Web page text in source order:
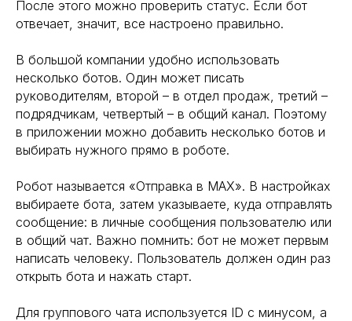
После этого можно проверить статус. Если бот
отвечает, значит, все настроено правильно.
В большой компании удобно использовать
несколько ботов. Один может писать
руководителям, второй – в отдел продаж, третий –
подрядчикам, четвертый – в общий канал. Поэтому
в приложении можно добавить несколько ботов и
выбирать нужного прямо в роботе.
Робот называется «Отправка в MAX». В настройках
выбираете бота, затем указываете, куда отправлять
сообщение: в личные сообщения пользователю или
в общий чат. Важно помнить: бот не может первым
написать человеку. Пользователь должен один раз
открыть бота и нажать старт.
Для группового чата используется ID с минусом, а